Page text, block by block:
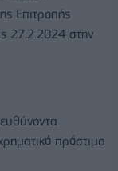
Επιτροπής
27.2.2024 στην
πρόστιμο